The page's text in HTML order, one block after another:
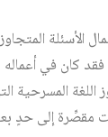
الأسئلة
كان في أعماله
المسرحية
مقصِّرة إلى حدٍ